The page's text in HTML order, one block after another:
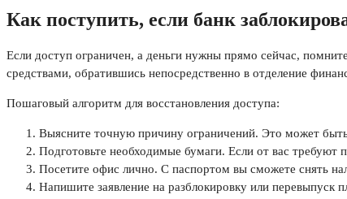
Как поступить, если банк
Если доступ ограничен, а деньги нужны прямо сейчас,
средствами, обратившись непосредственно в отделение
Пошаговый алгоритм для восстановления доступа:
Выясните точную причину ограничений. Это может
Подготовьте необходимые бумаги. Если от вас требуют
Посетите офис лично. С паспортом вы сможете снять
Напишите заявление на разблокировку или перевыпуск